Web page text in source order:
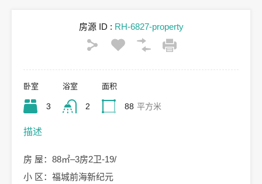
房源 ID : RH-6827-property
卧室
3
浴室
2
面积
88 平方米
描述
房 屋：88㎡–3房2卫-19/
小 区：福城前海新纪元